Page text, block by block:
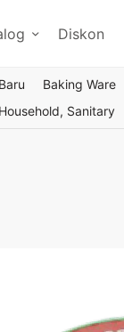
Diskon
Baking Ware
Sanitary